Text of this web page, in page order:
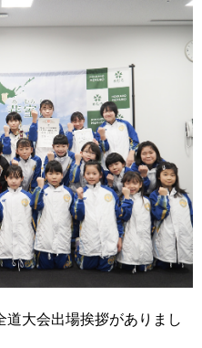
道大会出場挨拶がありまし